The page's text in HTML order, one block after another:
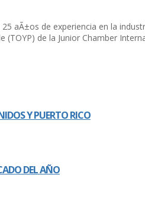
aÃ±os de experiencia en la
de la Junior Chamber
Y PUERTO RICO
DEL AÑO